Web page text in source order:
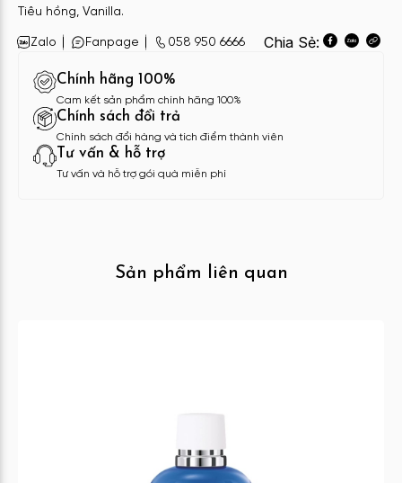
Tiêu hồng, Vanilla.
Zalo Fanpage 058 950 6666 Chia Sẻ:
Chính hãng 100%
Cam kết sản phẩm chính hãng 100%
Chính sách đổi trả
Chính sách đổi hàng và tích điểm thành viên
Tư vấn & hỗ trợ
Tư vấn và hỗ trợ gói quà miễn phí
Sản phẩm liên quan